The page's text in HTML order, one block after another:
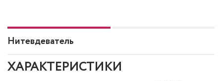
Нитевдеватель
ХАРАКТЕРИСТИКИ